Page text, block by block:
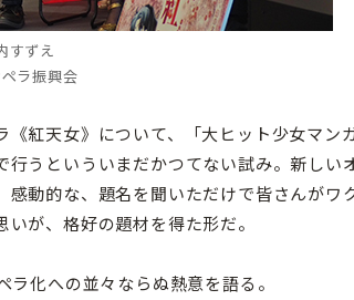
すずえ
ラ振興会
紅天女》について、「大ヒット少女マン
うといういまだかつてない試み。新しい
動的な、題名を聞いただけで皆さんがワ
が、格好の題材を得た形だ。
化への並々ならぬ熱意を語る。